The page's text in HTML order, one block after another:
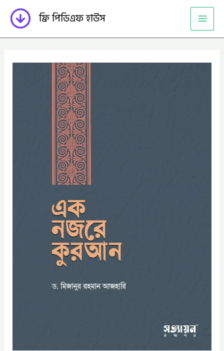
content
ফ্রি পিডিএফ হাউস